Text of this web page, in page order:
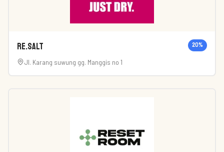
Re.Salt 20%
Jl. Karang suwung gg. Manggis no 1